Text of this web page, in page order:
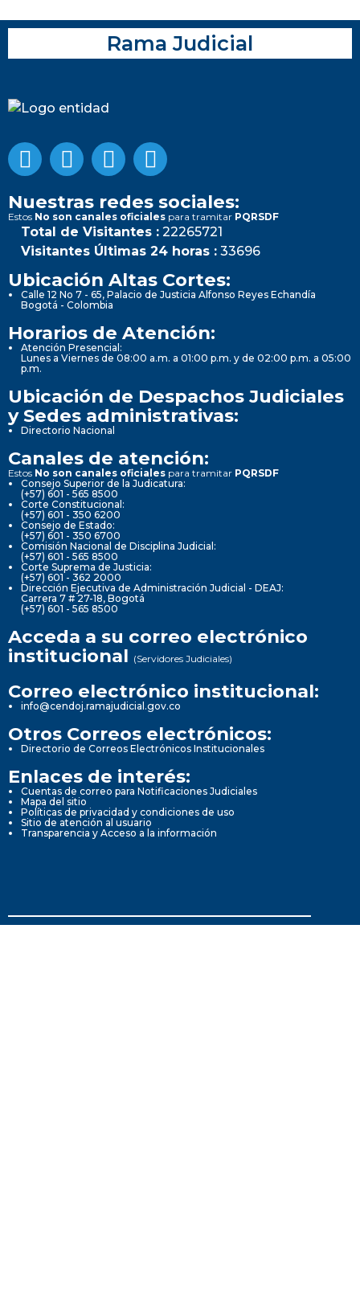
Rama Judicial
Nuestras redes sociales:
Estos No son canales oficiales para tramitar PQRSDF
Total de Visitantes : 22265721
Visitantes Últimas 24 horas : 33696
Ubicación Altas Cortes:
Calle 12 No 7 - 65, Palacio de Justicia Alfonso Reyes Echandía
Bogotá - Colombia
Horarios de Atención:
Atención Presencial:
Lunes a Viernes de 08:00 a.m. a 01:00 p.m. y de 02:00 p.m. a 05:00
p.m.
Ubicación de Despachos Judiciales
y Sedes administrativas:
Directorio Nacional
Canales de atención:
Estos No son canales oficiales para tramitar PQRSDF
Consejo Superior de la Judicatura:
(+57) 601 - 565 8500
Corte Constitucional:
(+57) 601 - 350 6200
Consejo de Estado:
(+57) 601 - 350 6700
Comisión Nacional de Disciplina Judicial:
(+57) 601 - 565 8500
Corte Suprema de Justicia:
(+57) 601 - 362 2000
Dirección Ejecutiva de Administración Judicial - DEAJ:
Carrera 7 # 27-18, Bogotá
(+57) 601 - 565 8500
Acceda a su correo electrónico
institucional (Servidores Judiciales)
Correo electrónico institucional:
info@cendoj.ramajudicial.gov.co
Otros Correos electrónicos:
Directorio de Correos Electrónicos Institucionales
Enlaces de interés:
Cuentas de correo para Notificaciones Judiciales
Mapa del sitio
Políticas de privacidad y condiciones de uso
Sitio de atención al usuario
Transparencia y Acceso a la información